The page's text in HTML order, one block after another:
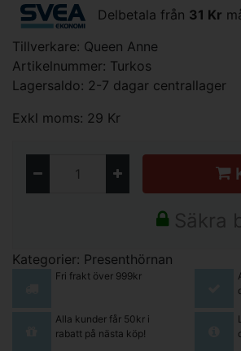
Delbetala från 31 Kr
Tillverkare: Queen Anne
Artikelnummer: Turkos
Lagersaldo: 2-7 dagar centrallager
Exkl moms: 29 Kr
Säkra
Kategorier: Presenthörnan
Fri frakt över 999kr
Alla kunder får 50kr i
rabatt på nästa köp!